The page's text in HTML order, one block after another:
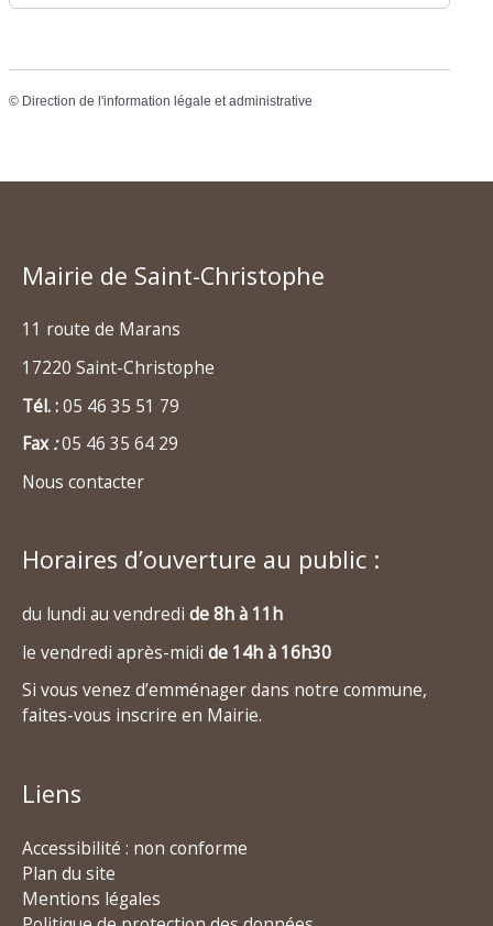
© Direction de l'information légale et administrative
Mairie de Saint-Christophe
11 route de Marans
17220 Saint-Christophe
Tél. :05 46 35 51 79
Fax:05 46 35 64 29
Nous contacter
Horaires d’ouverture au public :
du lundi au vendredi de 8h à 11h
le vendredi après-midi de 14h à 16h30
Si vous venez d’emménager dans notre commune,
faites-vous inscrire en Mairie.
Liens
Accessibilité : non conforme
Plan du site
Mentions légales